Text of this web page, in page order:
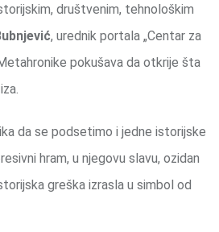
društvenim, tehnološkim
, urednik portala „Centar za
pokušava da otkrije šta
da se podsetimo i jedne istorijske
hram, u njegovu slavu, ozidan
greška izrasla u simbol od